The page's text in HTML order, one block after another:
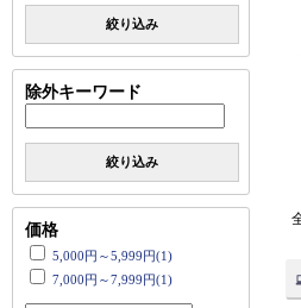
絞り込み
除外キーワード
絞り込み
価格
5,000円～5,999円(1)
7,000円～7,999円(1)